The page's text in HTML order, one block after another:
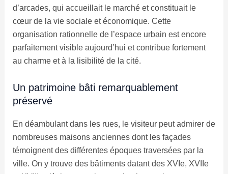
d’arcades, qui accueillait le marché et constituait le
cœur de la vie sociale et économique. Cette
organisation rationnelle de l’espace urbain est encore
parfaitement visible aujourd’hui et contribue fortement
au charme et à la lisibilité de la cité.
Un patrimoine bâti remarquablement
préservé
En déambulant dans les rues, le visiteur peut admirer de
nombreuses maisons anciennes dont les façades
témoignent des différentes époques traversées par la
ville. On y trouve des bâtiments datant des XVIe, XVIIe